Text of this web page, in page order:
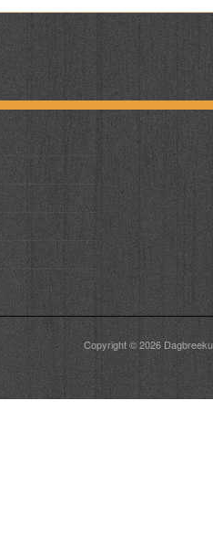
Copyright © 2026